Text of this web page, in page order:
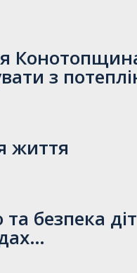
з
життя
безпека